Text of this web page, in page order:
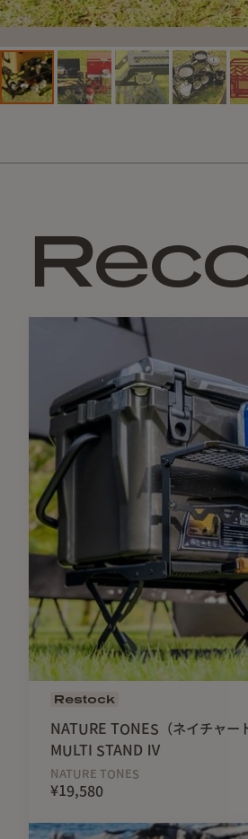
Restock
NATURE TONES（ネイチャー
MULTI STAND Ⅳ
NATURE TONES
¥19,580